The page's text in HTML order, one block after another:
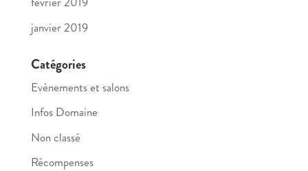
janvier 2019
Catégories
Evènements et salons
Infos Domaine
Non classé
Récompenses